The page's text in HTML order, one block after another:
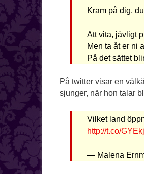
Kram på dig,
Att vita, jävligt
Men ta åt er ni
På det sättet
På twitter visar en
sjunger, när hon talar
Vilket land
http://t.co/
— Malena